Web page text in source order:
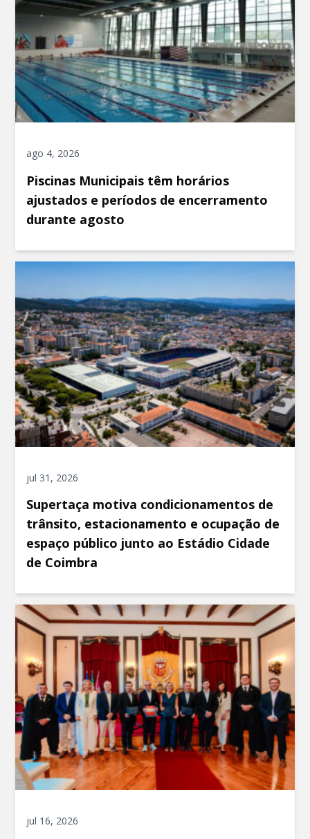
ago 4, 2026
Piscinas Municipais têm horários
ajustados e períodos de encerramento
durante agosto
jul 31, 2026
Supertaça motiva condicionamentos de
trânsito, estacionamento e ocupação de
espaço público junto ao Estádio Cidade
de Coimbra
jul 16, 2026